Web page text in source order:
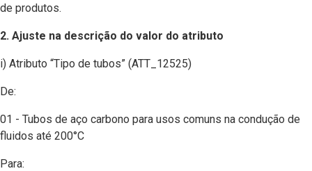
de produtos.
2. Ajuste na descrição do valor do atributo
i) Atributo “Tipo de tubos” (ATT_12525)
De:
01 - Tubos de aço carbono para usos comuns na condução de
fluidos até 200°C
Para: